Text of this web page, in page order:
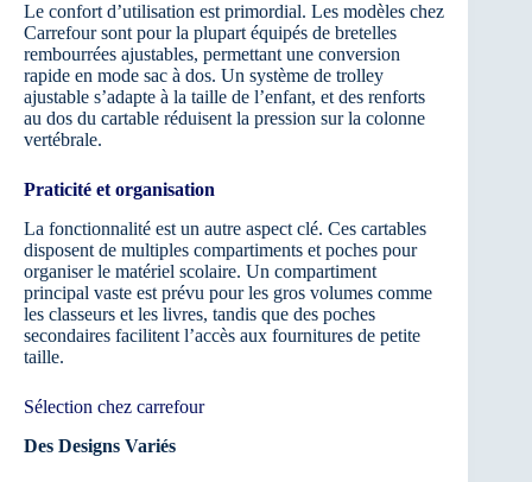
Le confort d’utilisation est primordial. Les modèles chez
Carrefour sont pour la plupart équipés de bretelles
rembourrées ajustables, permettant une conversion
rapide en mode sac à dos. Un système de trolley
ajustable s’adapte à la taille de l’enfant, et des renforts
au dos du cartable réduisent la pression sur la colonne
vertébrale.
Praticité et organisation
La fonctionnalité est un autre aspect clé. Ces cartables
disposent de multiples compartiments et poches pour
organiser le matériel scolaire. Un compartiment
principal vaste est prévu pour les gros volumes comme
les classeurs et les livres, tandis que des poches
secondaires facilitent l’accès aux fournitures de petite
taille.
Sélection chez carrefour
Des Designs Variés